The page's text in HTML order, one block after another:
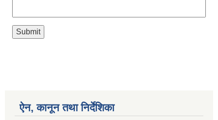
ऐन, कानून तथा निर्देशिका